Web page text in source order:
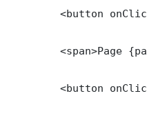
<button
<span>Page
<button